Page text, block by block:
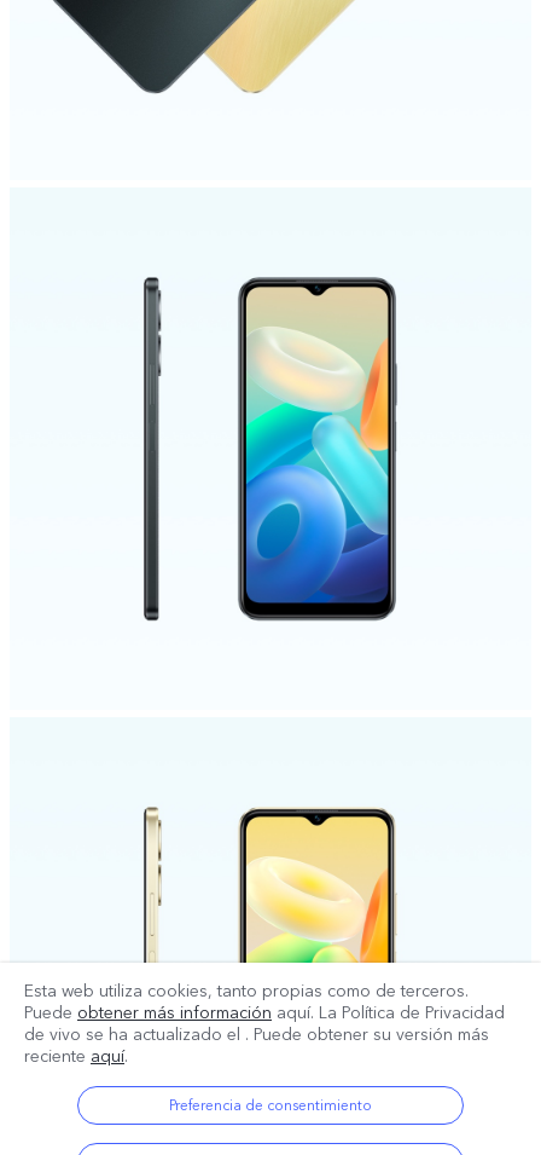
Esta web utiliza cookies, tanto propias como de terceros.
Puede obtener más información aquí. La Política de Privacidad
de vivo se ha actualizado el . Puede obtener su versión más
reciente aquí.
Preferencia de consentimiento